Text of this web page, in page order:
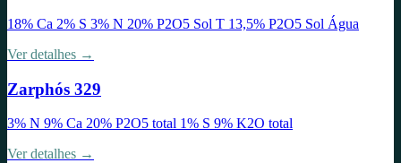
18% Ca 2% S 3% N 20% P2O5 Sol T 13,5% P2O5 Sol Água
Ver detalhes →
Zarphós 329
3% N 9% Ca 20% P2O5 total 1% S 9% K2O total
Ver detalhes →